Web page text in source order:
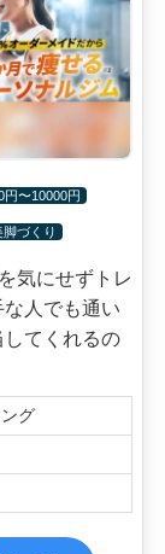
円〜10000円
づくり
気にせずトレ
人でも通い
てくれるの
グ